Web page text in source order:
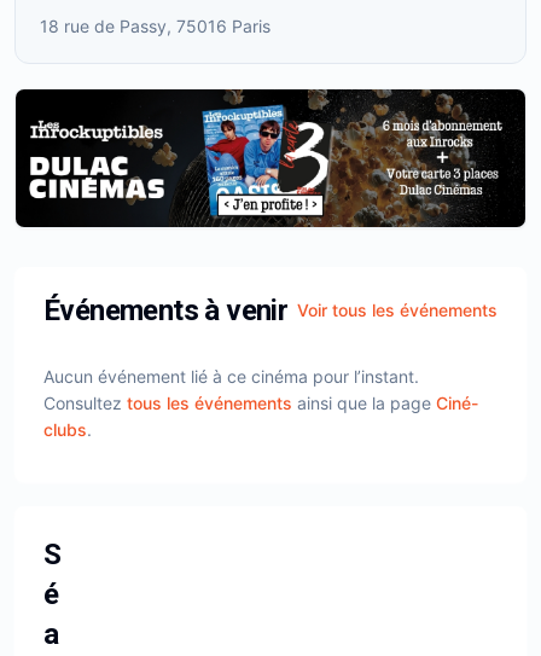
18 rue de Passy, 75016 Paris
Événements à venir Voir tous les événements
Aucun événement lié à ce cinéma pour l’instant.
Consultez tous les événements ainsi que la page Ciné-
clubs.
S
é
a